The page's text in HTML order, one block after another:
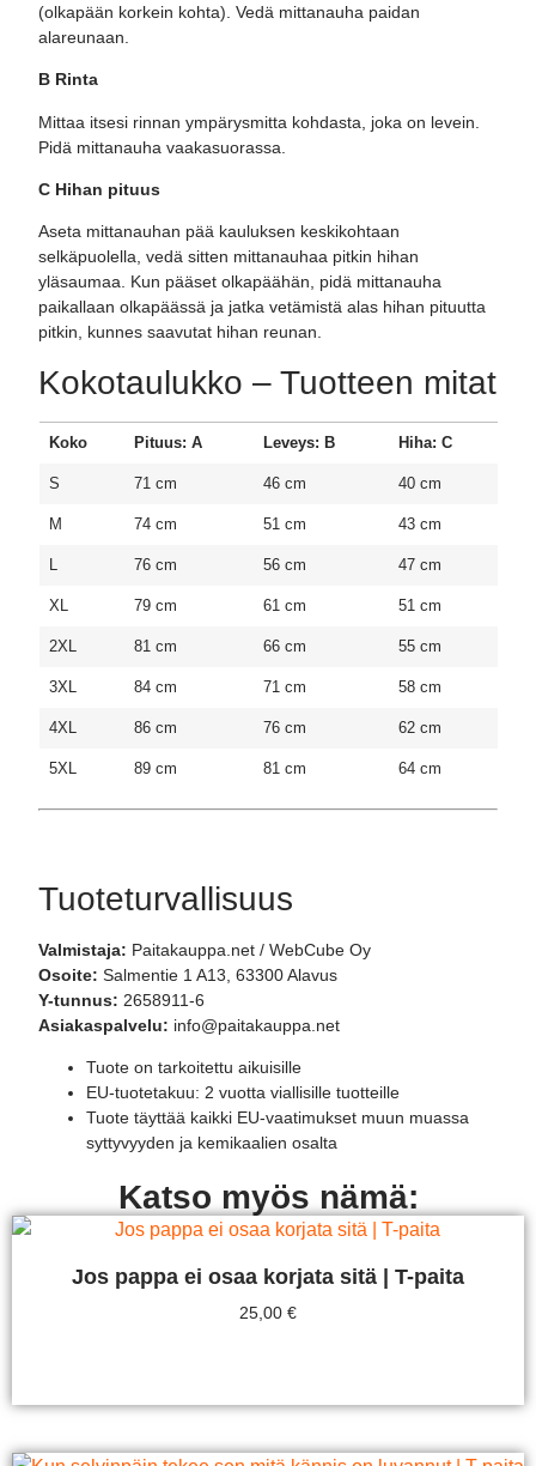
(olkapään korkein kohta). Vedä mittanauha paidan
alareunaan.
B Rinta
Mittaa itsesi rinnan ympärysmitta kohdasta, joka on levein.
Pidä mittanauha vaakasuorassa.
C Hihan pituus
Aseta mittanauhan pää kauluksen keskikohtaan
selkäpuolella, vedä sitten mittanauhaa pitkin hihan
yläsaumaa. Kun pääset olkapäähän, pidä mittanauha
paikallaan olkapäässä ja jatka vetämistä alas hihan pituutta
pitkin, kunnes saavutat hihan reunan.
Kokotaulukko – Tuotteen mitat
Koko Pituus: A Leveys: B Hiha: C
S 71 cm 46 cm 40 cm
M 74 cm 51 cm 43 cm
76 cm 56 cm 47 cm
XL 79 cm 61 cm 51 cm
2XL 81 cm 66 cm 55 cm
3XL 84 cm 71 cm 58 cm
4XL 86 cm 76 cm 62 cm
5XL 89 cm 81 cm 64 cm
Tuoteturvallisuus
Valmistaja: Paitakauppa.net / WebCube Oy
Osoite: Salmentie 1 A13, 63300 Alavus
Y-tunnus: 2658911-6
Asiakaspalvelu: info@paitakauppa.net
Tuote on tarkoitettu aikuisille
EU-tuotetakuu: 2 vuotta viallisille tuotteille
Tuote täyttää kaikki EU-vaatimukset muun muassa
syttyvyyden ja kemikaalien osalta
Katso myös nämä:
Jos pappa ei osaa korjata sitä | T-paita
25,00 €